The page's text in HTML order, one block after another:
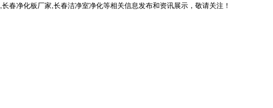
,长春净化板厂家,长春洁净室净化等相关信息发布和资讯展示，敬请关注！